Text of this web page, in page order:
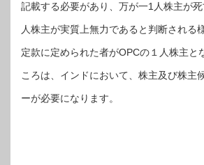
記載する必要があり、万が一1人株主が
人株主が実質上無力であると判断される
定款に定められた者がOPCの１人株主と
ころは、インドにおいて、株主及び株主
ーが必要になります。